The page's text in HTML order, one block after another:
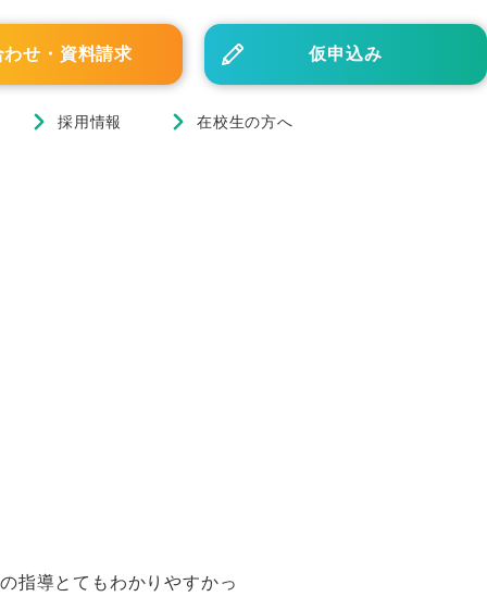
わせ・資料請求 仮申込み
採用情報 在校生の方へ
指導とてもわかりやすかっ